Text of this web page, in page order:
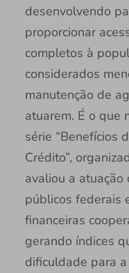
desenvolvendo
proporcionar
completos à
considerados
manutenção de
atuarem. É o que
série “Benefícios
Crédito”,
avaliou a atuação
públicos federais
financeiras
gerando índices
dificuldade para